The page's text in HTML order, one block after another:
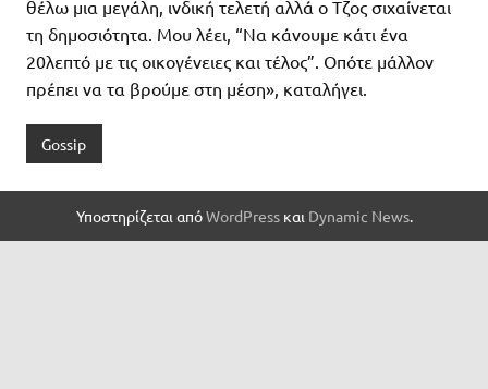
θέλω μια μεγάλη, ινδική τελετή αλλά ο Τζος σιχαίνεται
τη δημοσιότητα. Μου λέει, “Να κάνουμε κάτι ένα
20λεπτό με τις οικογένειες και τέλος”. Οπότε μάλλον
πρέπει να τα βρούμε στη μέση», καταλήγει.
Gossip
Υποστηρίζεται απόWordPressκαι Dynamic News.